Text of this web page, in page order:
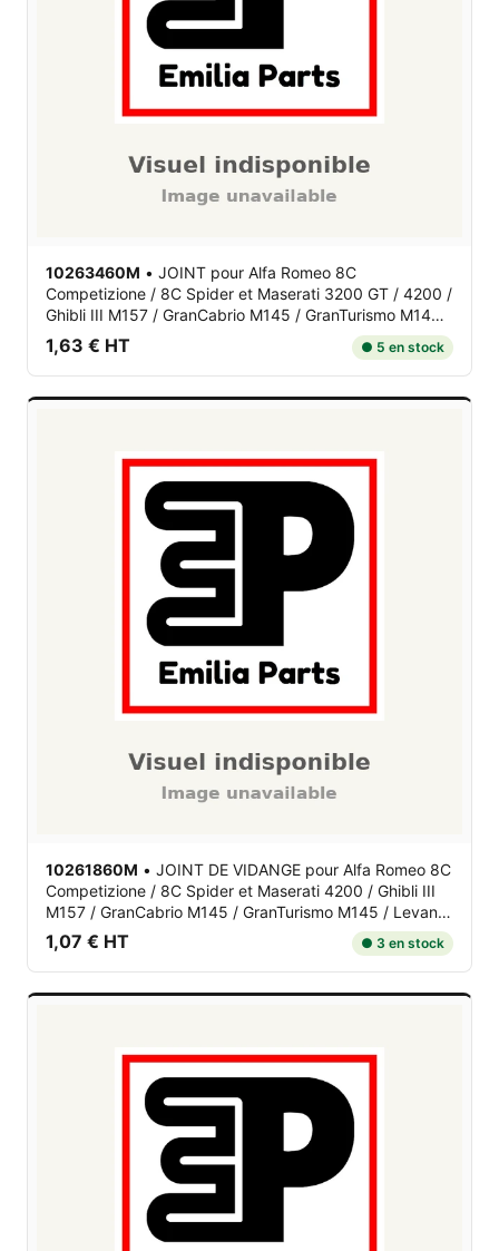
10263460M • JOINT pour Alfa Romeo 8C
Competizione / 8C Spider et Maserati 3200 GT / 4200 /
Ghibli III M157 / GranCabrio M145 / GranTurismo M145 /
Levante / MC12 / ...
1,63 € HT ● 5 en stock
10261860M • JOINT DE VIDANGE pour Alfa Romeo 8C
Competizione / 8C Spider et Maserati 4200 / Ghibli III
M157 / GranCabrio M145 / GranTurismo M145 / Levante
/ Quattroporte V M139 / Quattroporte VI M156
1,07 € HT ● 3 en stock